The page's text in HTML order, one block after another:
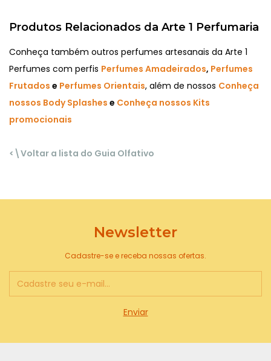
Produtos Relacionados da Arte 1 Perfumaria
Conheça também outros perfumes artesanais da Arte 1
Perfumes com perfis Perfumes Amadeirados, Perfumes
Frutados e Perfumes Orientais, além de nossos Conheça
nossos Body Splashes e Conheça nossos Kits
promocionais
<\Voltar a lista do Guia Olfativo
Newsletter
Cadastre-se e receba nossas ofertas.